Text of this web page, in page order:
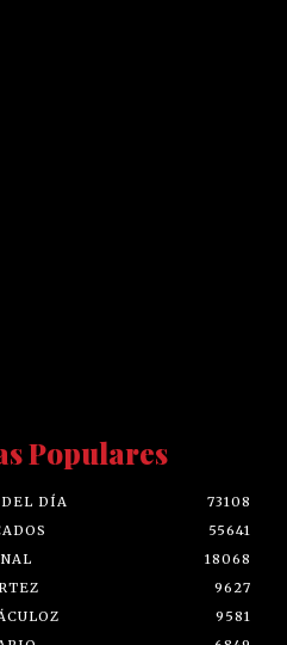
Populares
DÍA
73108
55641
18068
9627
9581